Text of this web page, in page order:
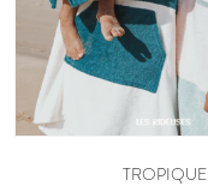
TROPIQUE